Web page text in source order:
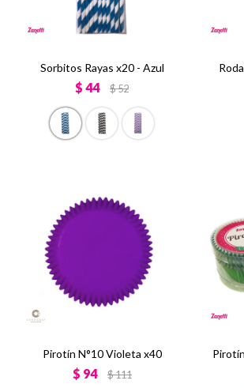
Sorbitos Rayas x20 - Azul
$ 44 $52
Pirotín N°10 Violeta x40
$ 94 $111